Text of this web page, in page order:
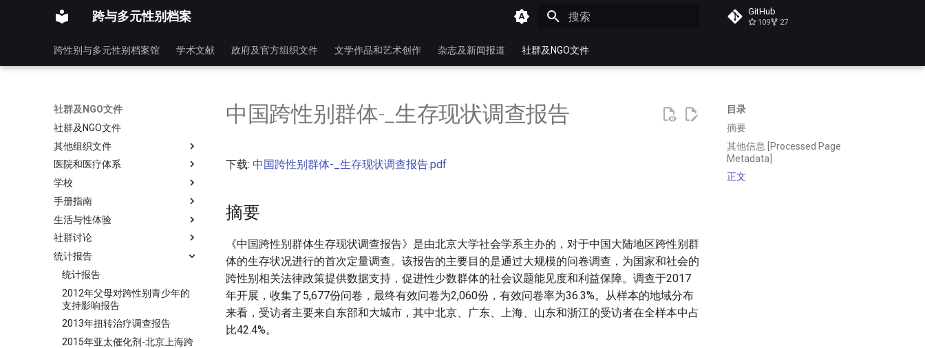
跨与多元性别档案 GitHub
109 27
跨性别与多元性别档案馆 学术文献 政府及官方组织文件 文学作品和艺术创作 杂志及新闻报道 社群及NGO文件
社群及NGO文件
社群及NGO文件
其他组织文件
医院和医疗体系
学校
手册指南
生活与性体验
社群讨论
统计报告
统计报告
2012年父母对跨性别青少年的
支持影响报告
2013年扭转治疗调查报告
2015年亚太催化剂-北京上海跨
目录
摘要
其他信息 [Processed Page
Metadata]
正文
中国跨性别群体-_生存现状调查报告
下载: 中国跨性别群体-_生存现状调查报告.pdf
摘要
《中国跨性别群体生存现状调查报告》是由北京大学社会学系主办的，对于中国大陆地区跨性别群
体的生存状况进行的首次定量调查。该报告的主要目的是通过大规模的问卷调查，为国家和社会的
跨性别相关法律政策提供数据支持，促进性少数群体的社会议题能见度和利益保障。调查于2017
年开展，收集了5,677份问卷，最终有效问卷为2,060份，有效问卷率为36.3%。从样本的地域分布
来看，受访者主要来自东部和大城市，其中北京、广东、上海、山东和浙江的受访者在全样本中占
比42.4%。